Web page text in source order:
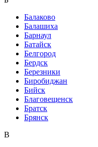
Балаково
Балашиха
Барнаул
Батайск
Белгород
Бердск
Березники
Биробиджан
Бийск
Благовещенск
Братск
Брянск
В